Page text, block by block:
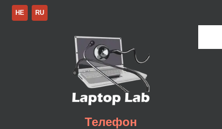
HE RU
Телефон